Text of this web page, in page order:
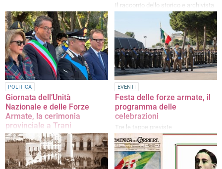
Il racconto dello storico e archivista
POLITICA
Giornata dell’Unità
Nazionale e delle Forze
Armate, la cerimonia
provinciale a Trani
L'intervento del senatore di Forza
Italia Dario Damiani
EVENTI
Festa delle forze armate, il
programma delle
celebrazioni
Tre le tappe previste